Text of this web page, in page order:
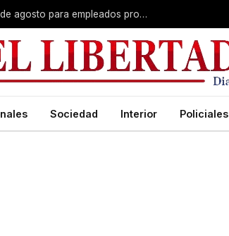
Plus unificado: se confirmó el cronograma de agosto para empleados provinciales
Sociedad Interior Policiales